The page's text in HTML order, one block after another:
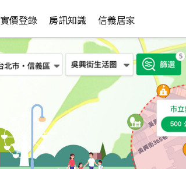
實價登錄 房訊知識 信義居家